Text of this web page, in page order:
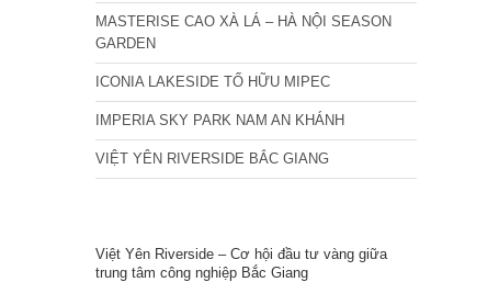
MASTERISE CAO XÀ LÁ – HÀ NỘI SEASON
GARDEN
ICONIA LAKESIDE TỐ HỮU MIPEC
IMPERIA SKY PARK NAM AN KHÁNH
VIỆT YÊN RIVERSIDE BẮC GIANG
Việt Yên Riverside – Cơ hội đầu tư vàng giữa
trung tâm công nghiệp Bắc Giang